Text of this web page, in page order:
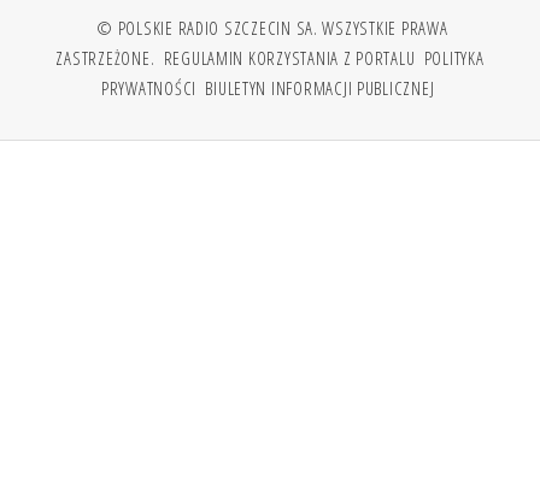
© POLSKIE RADIO SZCZECIN SA. WSZYSTKIE PRAWA
ZASTRZEŻONE. REGULAMIN KORZYSTANIA Z PORTALU POLITYKA
PRYWATNOŚCI BIULETYN INFORMACJI PUBLICZNEJ